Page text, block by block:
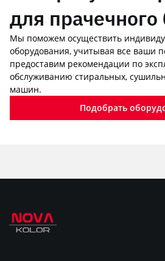
для прачечного
Мы поможем осуществить
оборудования, учитывая все ваши
предоставим рекомендации по
обслуживанию стиральных,
машин.
Подобрать